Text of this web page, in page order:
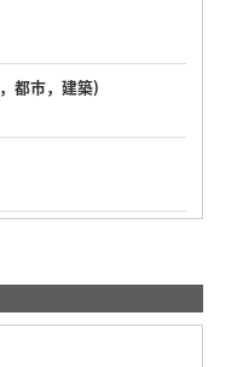
都市，建築)